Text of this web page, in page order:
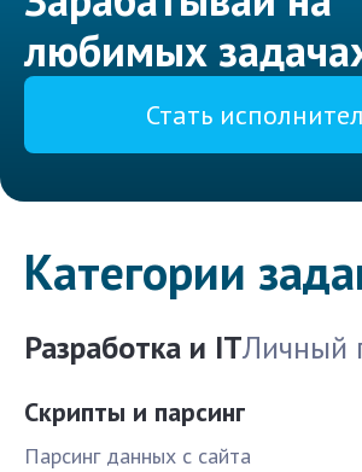
любимых
Стать
Категории
Разработка и ITЛичный
Скрипты и парсинг
Парсинг данных с сайта